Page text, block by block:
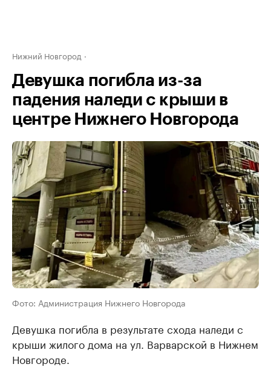
Нижний Новгород
Девушка погибла из-за
падения наледи с крыши в
центре Нижнего Новгорода
Фото: Администрация Нижнего Новгорода
Девушка погибла в результате схода наледи с
крыши жилого дома на ул. Варварской в Нижнем
Новгороде.